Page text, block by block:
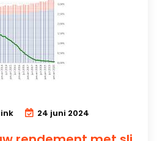
24 juni 2024